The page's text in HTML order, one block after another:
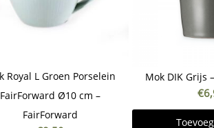
Royal L Groen Porselein
FairForward Ø10 cm –
FairForward
Mok DIK Grijs
€